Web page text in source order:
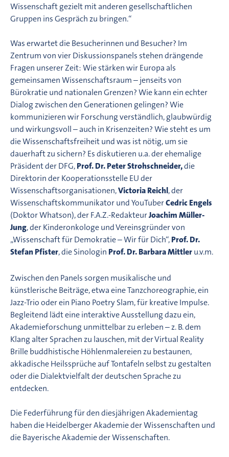
Wissenschaft gezielt mit anderen gesellschaftlichen
Gruppen ins Gespräch zu bringen.“
Was erwartet die Besucherinnen und Besucher? Im
Zentrum von vier Diskussionspanels stehen drängende
Fragen unserer Zeit: Wie stärken wir Europa als
gemeinsamen Wissenschaftsraum – jenseits von
Bürokratie und nationalen Grenzen? Wie kann ein echter
Dialog zwischen den Generationen gelingen? Wie
kommunizieren wir Forschung verständlich, glaubwürdig
und wirkungsvoll – auch in Krisenzeiten? Wie steht es um
die Wissenschaftsfreiheit und was ist nötig, um sie
dauerhaft zu sichern? Es diskutieren u.a. der ehemalige
Präsident der DFG,Prof. Dr. Peter Strohschneider,die
Direktorin der Kooperationsstelle EU der
Wissenschaftsorganisationen,Victoria Reichl, der
Wissenschaftskommunikator und YouTuberCedric Engels
(Doktor Whatson), der F.A.Z.-RedakteurJoachim Müller-
Jung, der Kinderonkologe und Vereinsgründer von
„Wissenschaft für Demokratie – Wir für Dich“,Prof. Dr.
Stefan Pfister, die Sinologin Prof. Dr. Barbara Mittleru.v.m.
Zwischen den Panels sorgen musikalische und
künstlerische Beiträge, etwa eine Tanzchoreographie, ein
Jazz-Trio oder ein Piano Poetry Slam, für kreative Impulse.
Begleitend lädt eine interaktive Ausstellung dazu ein,
Akademieforschung unmittelbar zu erleben – z. B. dem
Klang alter Sprachen zu lauschen, mit der Virtual Reality
Brille buddhistische Höhlenmalereien zu bestaunen,
akkadische Heilssprüche auf Tontafeln selbst zu gestalten
oder die Dialektvielfalt der deutschen Sprache zu
entdecken.
Die Federführung für den diesjährigen Akademientag
haben die Heidelberger Akademie der Wissenschaften und
die Bayerische Akademie der Wissenschaften.